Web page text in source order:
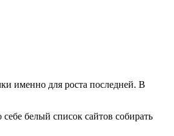
именно для роста последней. В
белый список сайтов собирать